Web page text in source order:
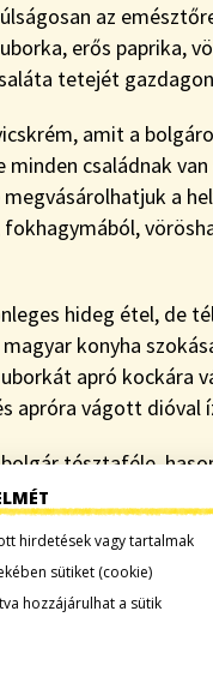
az
erős paprika,
tetejét
amit a
családnak
a
hideg étel, de
konyha
apró kockára
apróra vágott dióval
tésztaféle,
töltötték, de
népszerű az
feltekerve sütik
kötelezően ezt
sült
hirdetések vagy tartalmak
sütiket (cookie)
hozzájárulhat a sütik